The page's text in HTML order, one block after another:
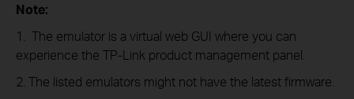
Note:
1. The emulator is a virtual web GUI where you can
experience the TP-Link product management panel.
2. The listed emulators might not have the latest firmware.